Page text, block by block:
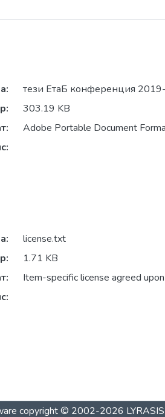
тези ЕтаБ конференция
303.19 KB
Adobe Portable Document
license.txt
1.71 KB
Item-specific license agreed
copyright © 2002-2026 LYRASIS